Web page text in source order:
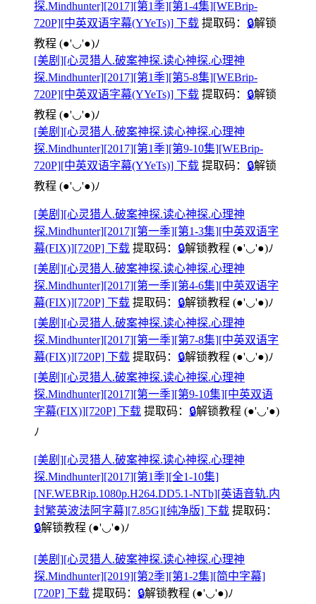
探.Mindhunter][2017][第1季][第1-4集][WEBrip-
720P][中英双语字幕(YYeTs)] 下载 提取码： 🔒解锁
教程 (●'◡'●)ﾉ
[美剧][心灵猎人.破案神探.读心神探.心理神
探.Mindhunter][2017][第1季][第5-8集][WEBrip-
720P][中英双语字幕(YYeTs)] 下载 提取码： 🔒解锁
教程 (●'◡'●)ﾉ
[美剧][心灵猎人.破案神探.读心神探.心理神
探.Mindhunter][2017][第1季][第9-10集][WEBrip-
720P][中英双语字幕(YYeTs)] 下载 提取码： 🔒解锁
教程 (●'◡'●)ﾉ
[美剧][心灵猎人.破案神探.读心神探.心理神
探.Mindhunter][2017][第一季][第1-3集][中英双语字
幕(FIX)][720P] 下载 提取码： 🔒解锁教程 (●'◡'●)ﾉ
[美剧][心灵猎人.破案神探.读心神探.心理神
探.Mindhunter][2017][第一季][第4-6集][中英双语字
幕(FIX)][720P] 下载 提取码： 🔒解锁教程 (●'◡'●)ﾉ
[美剧][心灵猎人.破案神探.读心神探.心理神
探.Mindhunter][2017][第一季][第7-8集][中英双语字
幕(FIX)][720P] 下载 提取码： 🔒解锁教程 (●'◡'●)ﾉ
[美剧][心灵猎人.破案神探.读心神探.心理神
探.Mindhunter][2017][第一季][第9-10集][中英双语
字幕(FIX)][720P] 下载 提取码： 🔒解锁教程 (●'◡'●)
ﾉ
[美剧][心灵猎人.破案神探.读心神探.心理神
探.Mindhunter][2017][第1季][全1-10集]
[NF.WEBRip.1080p.H264.DD5.1-NTb][英语音轨.内
封繁英波法阿字幕][7.85G][纯净版] 下载 提取码：
🔒解锁教程 (●'◡'●)ﾉ
[美剧][心灵猎人.破案神探.读心神探.心理神
探.Mindhunter][2019][第2季][第1-2集][简中字幕]
[720P] 下载 提取码： 🔒解锁教程 (●'◡'●)ﾉ